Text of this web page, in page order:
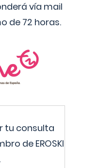
vía mail
de 72 horas.
tu consulta
de EROSKI